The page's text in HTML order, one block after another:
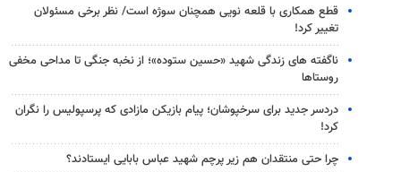
قطع همکاری با قلعه نویی همچنان سوژه است/ نظر برخی مسئولان
تغییر کرد!
ناگفته های زندگی شهید «حسین ستوده»؛ از نخبه جنگی تا مداحی مخفی
روستاها
دردسر جدید برای سرخپوشان؛ پیام بازیکن مازادی که پرسپولیس را نگران
کرد!
چرا حتی منتقدان هم زیر پرچم شهید عباس بابایی ایستادند؟